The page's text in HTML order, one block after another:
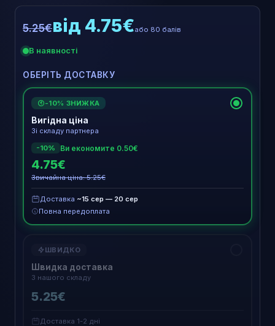
5.25€від 4.75€або 80 балів
В наявності
ОБЕРІТЬ ДОСТАВКУ
€ -10% ЗНИЖКА
Вигідна ціна
Зі складу партнера
-10%
Ви економите 0.50€
4.75€
Звичайна ціна: 5.25€
Доставка ~15 сер — 20 сер
Повна передоплата
ШВИДКО
Швидка доставка
З нашого складу
5.25€
Доставка 1-2 дні